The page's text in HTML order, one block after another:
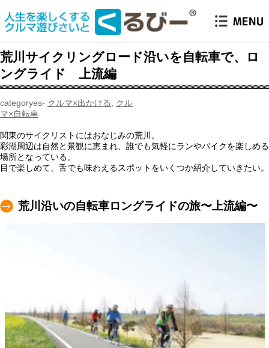
荒川サイクリングロード沿いを自転車で、ロ
ングライド 上流編
クルマ×出かける
クル
マ×自転車
関東のサイクリストにはおなじみの荒川。
彩湖周辺は自然と景観に恵まれ、誰でも気軽にランやバイクを楽しめる
場所となっている。
目で楽しめて、舌でも味わえるスポットをいくつか紹介していきたい。
荒川沿いの自転車ロングライドの旅〜上流編〜